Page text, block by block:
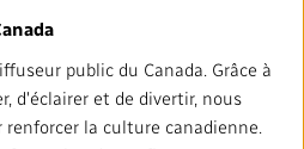
public du Canada. Grâce à
d'éclairer et de divertir, nous
la culture canadienne.